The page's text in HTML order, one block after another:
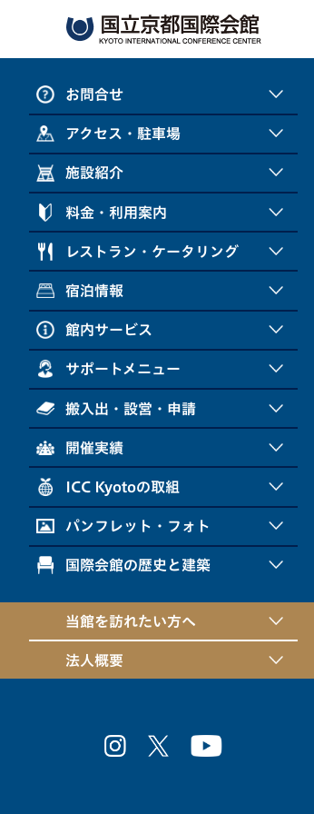
お問合せ
アクセス・駐車場
施設紹介
料金・利用案内
レストラン・ケータリング
宿泊情報
館内サービス
サポートメニュー
搬入出・設営・申請
開催実績
ICC Kyotoの取組
パンフレット・フォト
国際会館の歴史と建築
当館を訪れたい方へ
法人概要